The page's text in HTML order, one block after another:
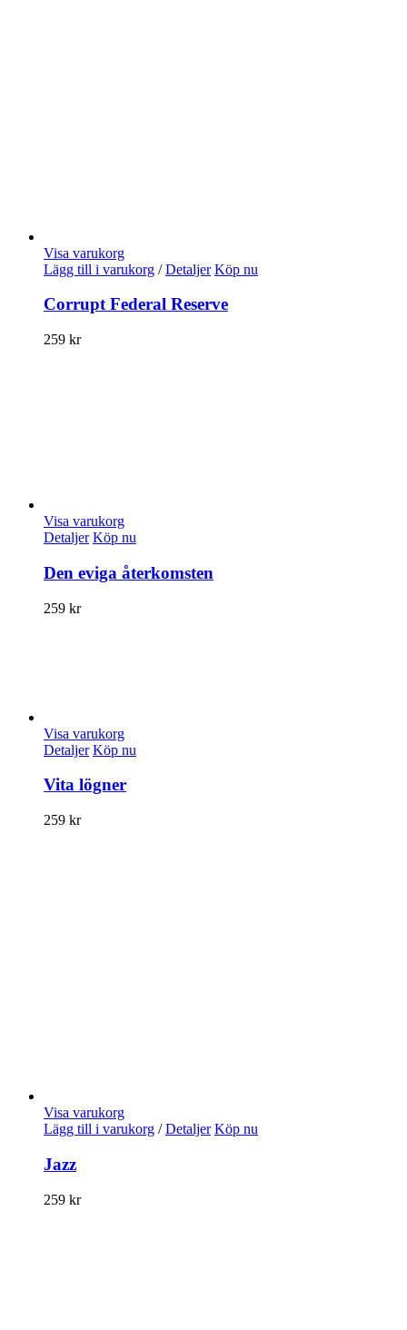
Visa varukorg
Lägg till i varukorg / Detaljer Köp nu
Corrupt Federal Reserve
259 kr
Visa varukorg
Detaljer Köp nu
Den eviga återkomsten
259 kr
Visa varukorg
Detaljer Köp nu
Vita lögner
259 kr
Visa varukorg
Lägg till i varukorg / Detaljer Köp nu
Jazz
259 kr